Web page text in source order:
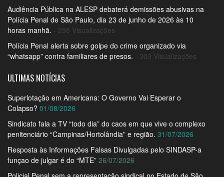
Audiência Pública na ALESP debaterá demissões abusivas na
Polícia Penal de São Paulo, dia 23 de junho de 2026 às 10
horas manhã. - 298 Visualizações
Polícia Penal alerta sobre golpe do crime organizado via
“whatsapp” contra familiares de presos. - 303 Visualizações
ULTIMAS NOTÍCIAS
Superlotação em Americana: O Governo Vai Esperar o
Colapso? 01/08/2026
Sindicato fala a TV “todo dia” do caos em que vive o complexo
penitenciário “Campinas/Hortolândia” e região. 31/07/2026
Resposta às Informações Falsas Divulgadas pelo SINDASP-a
funçao de julgar é do “MTE” 26/07/2026